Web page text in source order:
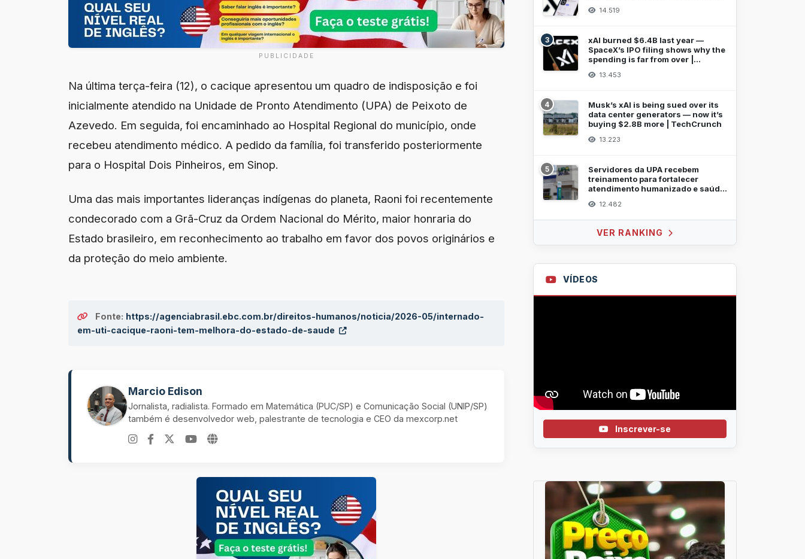
PUBLICIDADE
Na última terça-feira (12), o cacique apresentou um quadro de indisposição e foi
inicialmente atendido na Unidade de Pronto Atendimento (UPA) de Peixoto de
Azevedo. Em seguida, foi encaminhado ao Hospital Regional do município, onde
recebeu atendimento médico. A pedido da família, foi transferido posteriormente
para o Hospital Dois Pinheiros, em Sinop.
Uma das mais importantes lideranças indígenas do planeta, Raoni foi recentemente
condecorado com a Grã-Cruz da Ordem Nacional do Mérito, maior honraria do
Estado brasileiro, em reconhecimento ao trabalho em favor dos povos originários e
da proteção do meio ambiente.
Fonte: https://agenciabrasil.ebc.com.br/direitos-humanos/noticia/2026-05/internado-
em-uti-cacique-raoni-tem-melhora-do-estado-de-saude
Marcio Edison
Jornalista, radialista. Formado em Matemática (PUC/SP) e Comunicação Social (UNIP/SP)
também é desenvolvedor web, palestrante de tecnologia e CEO da mexcorp.net
14.519
3
xAI burned $6.4B last year —
SpaceX’s IPO filing shows why the
spending is far from over |
13.453
4
Musk’s xAI is being sued over its
data center generators — now it’s
buying $2.8B more | TechCrunch
13.223
5
Servidores da UPA recebem
treinamento para fortalecer
atendimento humanizado e saúde
12.482
VER RANKING
VÍDEOS
Inscrever-se